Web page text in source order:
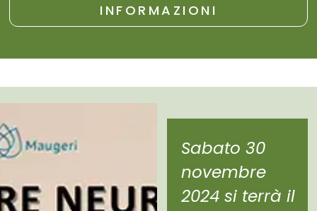
INFORMAZIONI
Sabato 30
novembre
2024 si terrà il